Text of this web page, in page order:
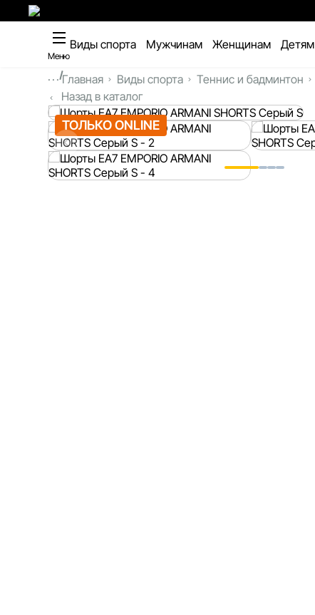
Меню
Виды спорта Мужчинам Женщинам Детям
...Главная Виды спорта Теннис и бадминтон
Назад в каталог
ТОЛЬКО ONLINE